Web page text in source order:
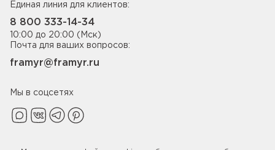
Единая линия для клиентов:
8 800 333-14-34
10:00 до 20:00 (Мск)
Почта для ваших вопросов:
framyr@framyr.ru
Мы в соцсетях